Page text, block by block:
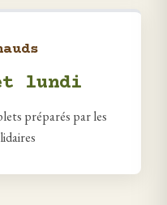
lundi
préparés par les